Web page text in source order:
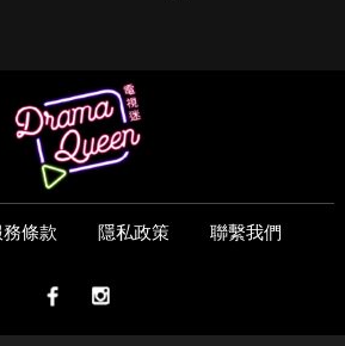
務條款 隱私政策 聯繫我們